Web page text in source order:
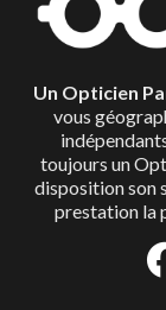
Un Opticien
vous
toujours un
disposition son
prestation la